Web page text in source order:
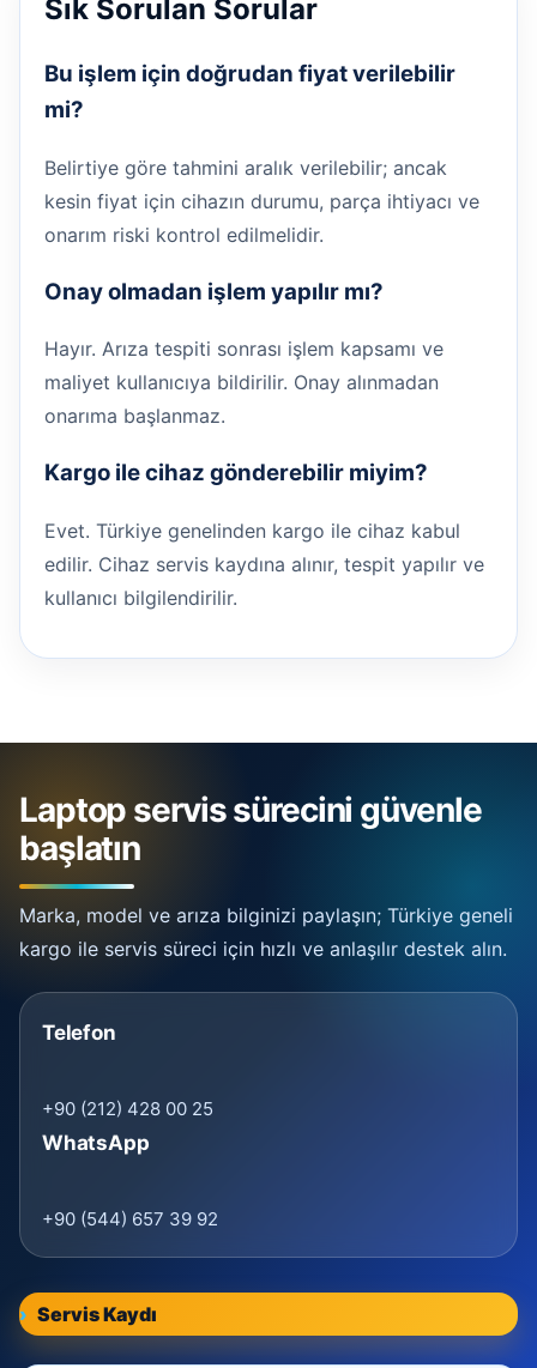
Sık Sorulan Sorular
Bu işlem için doğrudan fiyat verilebilir
mi?
Belirtiye göre tahmini aralık verilebilir; ancak
kesin fiyat için cihazın durumu, parça ihtiyacı ve
onarım riski kontrol edilmelidir.
Onay olmadan işlem yapılır mı?
Hayır. Arıza tespiti sonrası işlem kapsamı ve
maliyet kullanıcıya bildirilir. Onay alınmadan
onarıma başlanmaz.
Kargo ile cihaz gönderebilir miyim?
Evet. Türkiye genelinden kargo ile cihaz kabul
edilir. Cihaz servis kaydına alınır, tespit yapılır ve
kullanıcı bilgilendirilir.
Laptop servis sürecini güvenle
başlatın
Marka, model ve arıza bilginizi paylaşın; Türkiye geneli
kargo ile servis süreci için hızlı ve anlaşılır destek alın.
Telefon
+90 (212) 428 00 25
WhatsApp
+90 (544) 657 39 92
Servis Kaydı